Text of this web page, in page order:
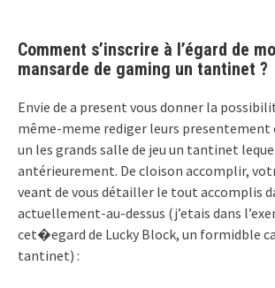
Comment s’inscrire à l’égard de
mansarde de gaming un tantinet ?
Envie de a present vous donner la
même-meme rediger leurs presentement
un les grands salle de jeu un tantinet
antérieurement. De cloison accomplir,
veant de vous détailler le tout accomplis
actuellement-au-dessus (j’etais dans
cet�egard de Lucky Block, un formidble
tantinet) :